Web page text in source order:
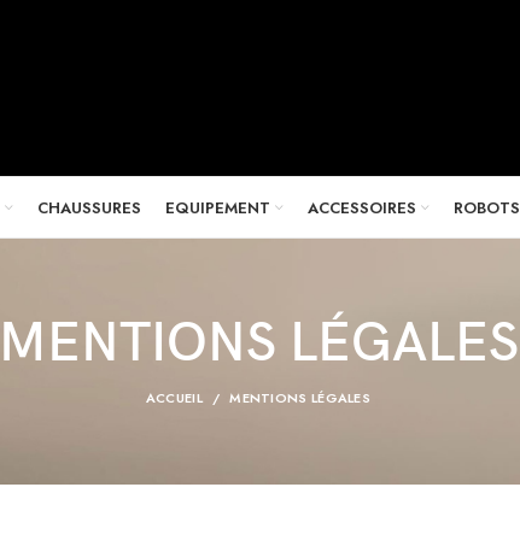
CHAUSSURES EQUIPEMENT ACCESSOIRES ROBOTS
MENTIONS LÉGALES
ACCUEIL MENTIONS LÉGALES